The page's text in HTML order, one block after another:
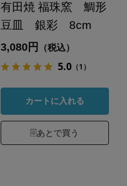
有田焼 福珠窯 鯛形
豆皿 銀彩 8cm
3,080円 （税込）
5.0（1）
カートに入れる
あとで買う